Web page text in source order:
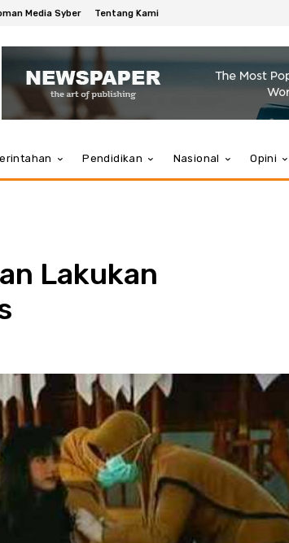
Media Syber Tentang Kami
Pendidikan Nasional Opini
Lakukan